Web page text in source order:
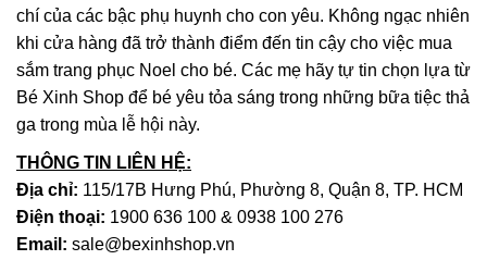
chí của các bậc phụ huynh cho con yêu. Không ngạc nhiên
khi cửa hàng đã trở thành điểm đến tin cậy cho việc mua
sắm trang phục Noel cho bé. Các mẹ hãy tự tin chọn lựa từ
Bé Xinh Shop để bé yêu tỏa sáng trong những bữa tiệc thả
ga trong mùa lễ hội này.
THÔNG TIN LIÊN HỆ:
Địa chỉ: 115/17B Hưng Phú, Phường 8, Quận 8, TP. HCM
Điện thoại: 1900 636 100 & 0938 100 276
Email: sale@bexinhshop.vn